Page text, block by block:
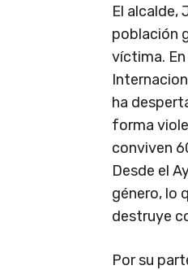
El alcalde,
población
víctima.
ha
forma
conviven
Desde el
género, lo
destruye
Por su